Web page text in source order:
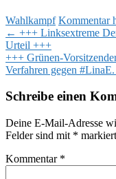
Wahlkampf Kommentar
Beitragsnavigation
← +++ Linksextreme
Urteil +++
+++ Grünen-
Verfahren gegen
Schreibe einen
Deine E-Mail-Adresse
Felder sind mit * markiert
Kommentar *